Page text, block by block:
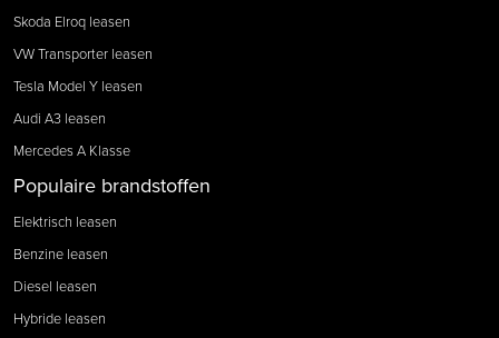
Skoda Elroq leasen
VW Transporter leasen
Tesla Model Y leasen
Audi A3 leasen
Mercedes A Klasse
Populaire brandstoffen
Elektrisch leasen
Benzine leasen
Diesel leasen
Hybride leasen